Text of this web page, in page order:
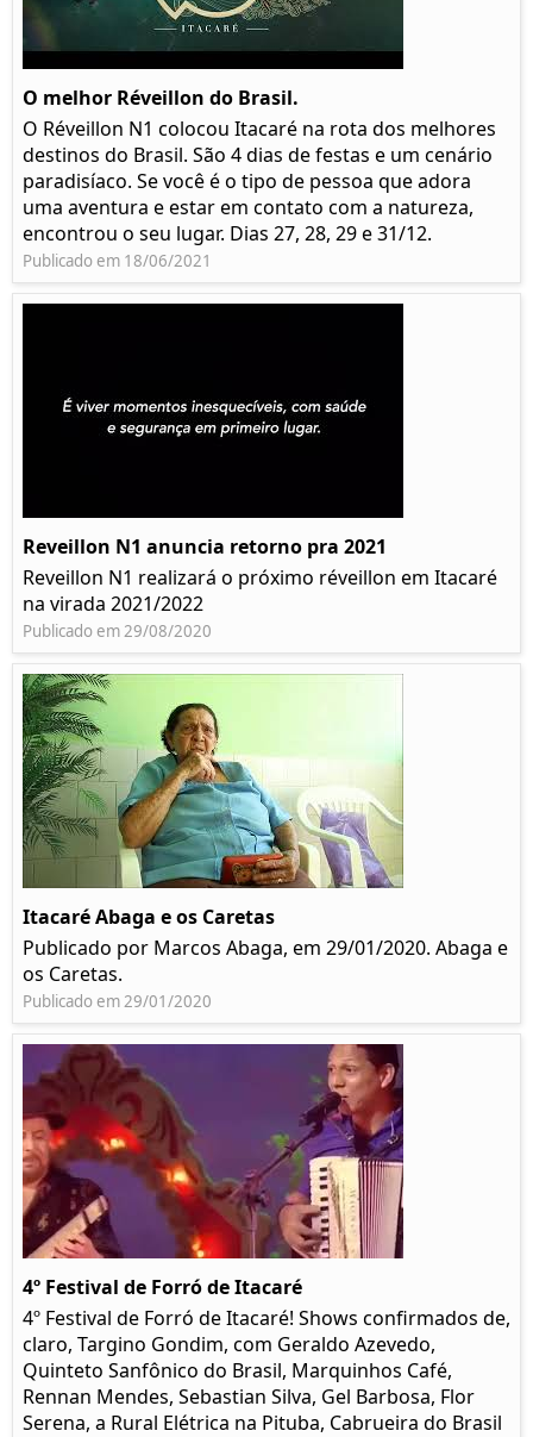
O melhor Réveillon do Brasil.
O Réveillon N1 colocou Itacaré na rota dos melhores
destinos do Brasil. São 4 dias de festas e um cenário
paradisíaco. Se você é o tipo de pessoa que adora
uma aventura e estar em contato com a natureza,
encontrou o seu lugar. Dias 27, 28, 29 e 31/12.
Publicado em 18/06/2021
Reveillon N1 anuncia retorno pra 2021
Reveillon N1 realizará o próximo réveillon em Itacaré
na virada 2021/2022
Publicado em 29/08/2020
Itacaré Abaga e os Caretas
Publicado por Marcos Abaga, em 29/01/2020. Abaga e
os Caretas.
Publicado em 29/01/2020
4º Festival de Forró de Itacaré
4º Festival de Forró de Itacaré! Shows confirmados de,
claro, Targino Gondim, com Geraldo Azevedo,
Quinteto Sanfônico do Brasil, Marquinhos Café,
Rennan Mendes, Sebastian Silva, Gel Barbosa, Flor
Serena, a Rural Elétrica na Pituba, Cabrueira do Brasil